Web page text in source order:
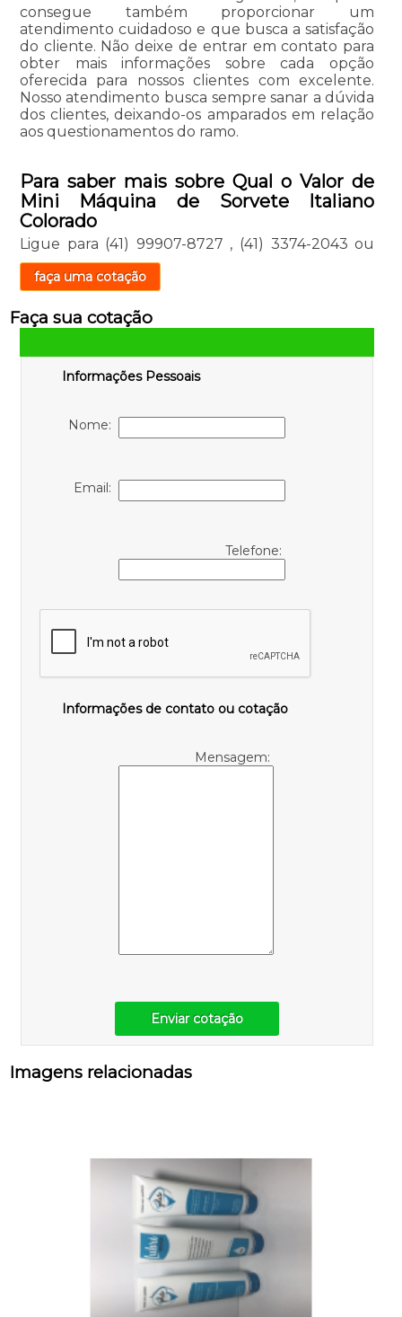
consegue também proporcionar um
atendimento cuidadoso e que busca a satisfação
do cliente. Não deixe de entrar em contato para
obter mais informações sobre cada opção
oferecida para nossos clientes com excelente.
Nosso atendimento busca sempre sanar a dúvida
dos clientes, deixando-os amparados em relação
aos questionamentos do ramo.
Para saber mais sobre Qual o Valor de
Mini Máquina de Sorvete Italiano
Colorado
Ligue para (41) 99907-8727 , (41) 3374-2043 ou
faça uma cotação
Faça sua cotação
Informações Pessoais
Nome:
Email:
Telefone:
Informações de contato ou cotação
Mensagem:
Enviar cotação
Imagens relacionadas